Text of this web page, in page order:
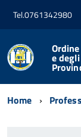
Tel.0761342980
e
Home